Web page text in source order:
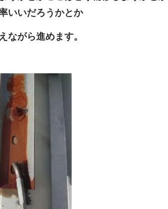
いいだろうかとか
ながら進めます。